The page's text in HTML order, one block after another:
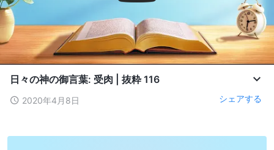
日々の神の御言葉: 受肉 | 抜粋 116
2020年4月8日 シェアする